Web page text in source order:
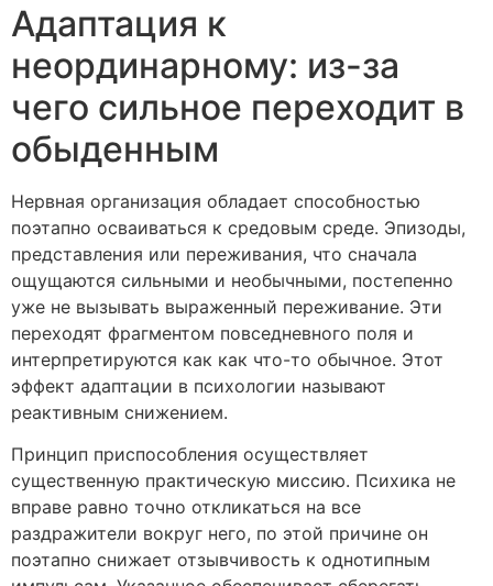
Адаптация к
неординарному: из-за
чего сильное переходит в
обыденным
Нервная организация обладает способностью
поэтапно осваиваться к средовым среде. Эпизоды,
представления или переживания, что сначала
ощущаются сильными и необычными, постепенно
уже не вызывать выраженный переживание. Эти
переходят фрагментом повседневного поля и
интерпретируются как как что-то обычное. Этот
эффект адаптации в психологии называют
реактивным снижением.
Принцип приспособления осуществляет
существенную практическую миссию. Психика не
вправе равно точно откликаться на все
раздражители вокруг него, по этой причине он
поэтапно снижает отзывчивость к однотипным